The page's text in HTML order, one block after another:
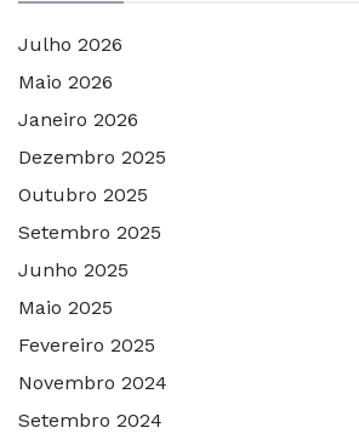
Julho 2026
Maio 2026
Janeiro 2026
Dezembro 2025
Outubro 2025
Setembro 2025
Junho 2025
Maio 2025
Fevereiro 2025
Novembro 2024
Setembro 2024